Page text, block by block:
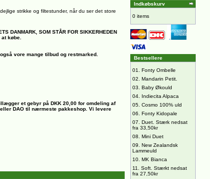
strikke og filtestunder, når du ser det store
DANMARK, SOM STÅR FOR SIKKERHEDEN
købe.
vore mange tilbud og restmarked.
et gebyr på DKK 20,00 for omdeling af
DAO til nærmeste pakkeshop. Vi levere
Indkøbskurv
0 items
Bestsellere
01. Fonty Ombelle
02. Mandarin Petit.
03. Baby Økould
04. Indiecita Alpaca
05. Cosmo 100% uld
06. Fonty Kidopale
07. Duet. Stærk nedsat
fra 33,50kr
08. Mini Duet
09. New Zealandsk
Lammeuld
10. MK Bianca
11. Soft. Stærkt nedsat
fra 27,50kr